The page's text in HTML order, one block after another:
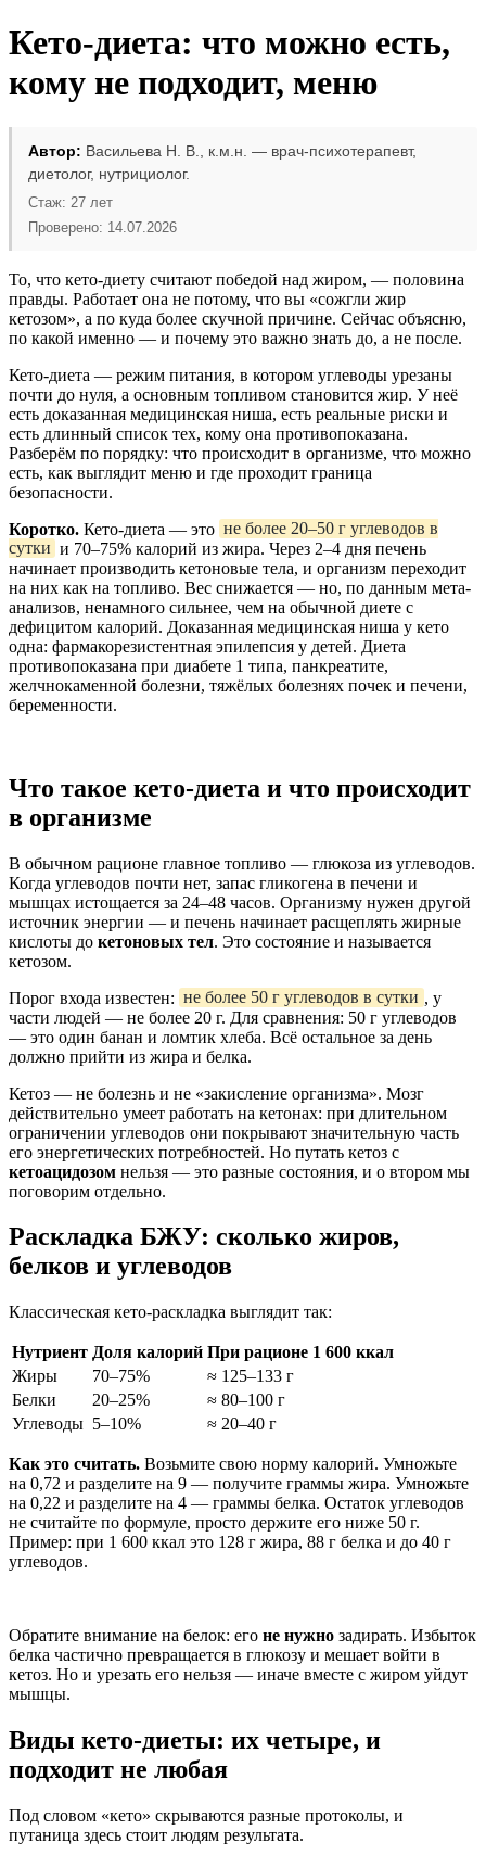
Кето-диета: что можно есть,
кому не подходит, меню
Автор: Васильева Н. В., к.м.н. — врач-психотерапевт,
диетолог, нутрициолог.
Стаж: 27 лет
Проверено: 14.07.2026
То, что кето-диету считают победой над жиром, — половина
правды. Работает она не потому, что вы «сожгли жир
кетозом», а по куда более скучной причине. Сейчас объясню,
по какой именно — и почему это важно знать до, а не после.
Кето-диета — режим питания, в котором углеводы урезаны
почти до нуля, а основным топливом становится жир. У неё
есть доказанная медицинская ниша, есть реальные риски и
есть длинный список тех, кому она противопоказана.
Разберём по порядку: что происходит в организме, что можно
есть, как выглядит меню и где проходит граница
безопасности.
Коротко. Кето-диета — это не более 20–50 г углеводов в
сутки и 70–75% калорий из жира. Через 2–4 дня печень
начинает производить кетоновые тела, и организм переходит
на них как на топливо. Вес снижается — но, по данным мета-
анализов, ненамного сильнее, чем на обычной диете с
дефицитом калорий. Доказанная медицинская ниша у кето
одна: фармакорезистентная эпилепсия у детей. Диета
противопоказана при диабете 1 типа, панкреатите,
желчнокаменной болезни, тяжёлых болезнях почек и печени,
беременности.
Что такое кето-диета и что происходит
в организме
В обычном рационе главное топливо — глюкоза из углеводов.
Когда углеводов почти нет, запас гликогена в печени и
мышцах истощается за 24–48 часов. Организму нужен другой
источник энергии — и печень начинает расщеплять жирные
кислоты до кетоновых тел. Это состояние и называется
кетозом.
Порог входа известен: не более 50 г углеводов в сутки , у
части людей — не более 20 г. Для сравнения: 50 г углеводов
— это один банан и ломтик хлеба. Всё остальное за день
должно прийти из жира и белка.
Кетоз — не болезнь и не «закисление организма». Мозг
действительно умеет работать на кетонах: при длительном
ограничении углеводов они покрывают значительную часть
его энергетических потребностей. Но путать кетоз с
кетоацидозом нельзя — это разные состояния, и о втором мы
поговорим отдельно.
Раскладка БЖУ: сколько жиров,
белков и углеводов
Классическая кето-раскладка выглядит так:
Нутриент Доля калорий При рационе 1 600 ккал
Жиры
70–75%
≈ 125–133 г
Белки
20–25%
≈ 80–100 г
Углеводы 5–10% ≈ 20–40 г
Как это считать. Возьмите свою норму калорий. Умножьте
на 0,72 и разделите на 9 — получите граммы жира. Умножьте
на 0,22 и разделите на 4 — граммы белка. Остаток углеводов
не считайте по формуле, просто держите его ниже 50 г.
Пример: при 1 600 ккал это 128 г жира, 88 г белка и до 40 г
углеводов.
Обратите внимание на белок: его не нужно задирать. Избыток
белка частично превращается в глюкозу и мешает войти в
кетоз. Но и урезать его нельзя — иначе вместе с жиром уйдут
мышцы.
Виды кето-диеты: их четыре, и
подходит не любая
Под словом «кето» скрываются разные протоколы, и
путаница здесь стоит людям результата.